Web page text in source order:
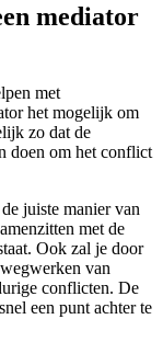
mediator
met
het mogelijk om
zo dat de
doen om het conflict
juiste manier van
met de
Ook zal je door
van
conflicten. De
een punt achter te